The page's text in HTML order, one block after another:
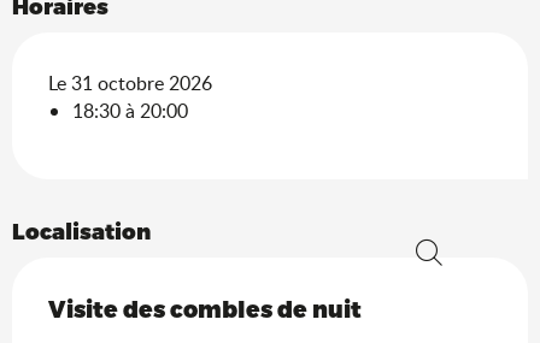
Horaires
Le 31 octobre 2026
18:30 à 20:00
Localisation
Visite des combles de nuit